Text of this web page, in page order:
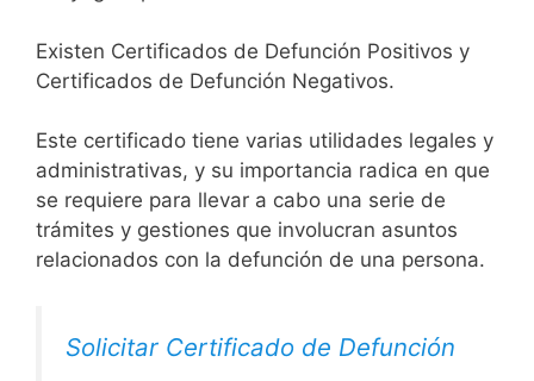
Existen Certificados de Defunción Positivos y
Certificados de Defunción Negativos.
Este certificado tiene varias utilidades legales y
administrativas, y su importancia radica en que
se requiere para llevar a cabo una serie de
trámites y gestiones que involucran asuntos
relacionados con la defunción de una persona.
Solicitar Certificado de Defunción